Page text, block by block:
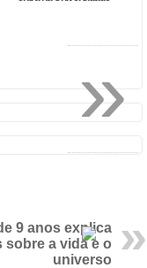
9 anos explica
a vida e o
universo
»